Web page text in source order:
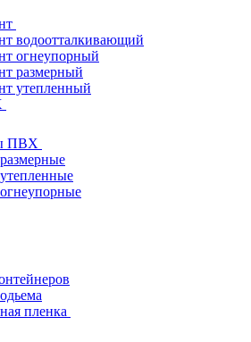
водоотталкивающий
огнеупорный
размерный
утепленный
ПВХ
пленка